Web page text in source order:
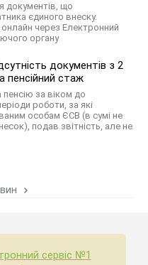
документів, що
єдиного внеску.
через Електронний
органу
документів з 2
пенсійний стаж
за віком до
роботи, за які
особам ЄСВ (в сумі не
подав звітність, але не